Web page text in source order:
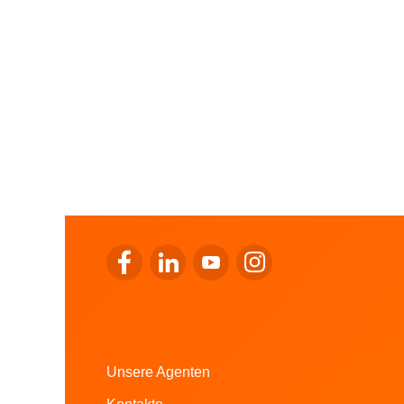
Zum Facebook von LALUX gehen
Zum LinkedIn von LALUX gehen
Zum YouTube von LALUX
Zum Instagram von
Unsere Agenten